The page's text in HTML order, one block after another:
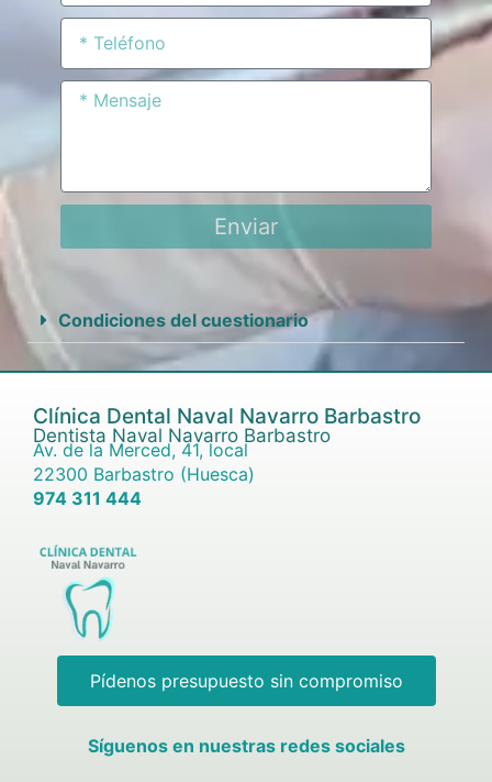
Enviar
Condiciones del cuestionario
Clínica Dental Naval Navarro Barbastro
Dentista Naval Navarro Barbastro
Av. de la Merced, 41, local
22300 Barbastro (Huesca)
974 311 444
Pídenos presupuesto sin compromiso
Síguenos en nuestras redes sociales